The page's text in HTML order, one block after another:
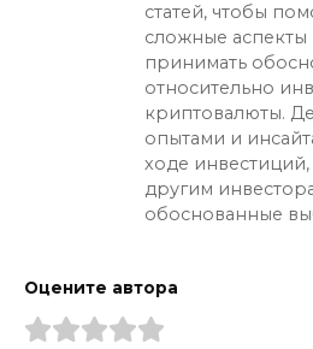
статей, чтобы
сложные
принимать
относительно
криптовалюты.
опытами и
ходе
другим
обоснованные
Оцените автора